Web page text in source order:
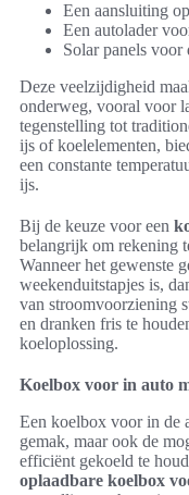
Een aansluiting
Een autolader
Solar panels voor
Deze veelzijdigheid
onderweg, vooral voor
tegenstelling tot
ijs of koelelementen,
een constante
ijs.
Bij de keuze voor een
belangrijk om rekening
Wanneer het gewenste
weekenduitstapjes is,
van stroomvoorziening
en dranken fris te
koeloplossing.
Koelbox voor in auto
Een koelbox voor in de
gemak, maar ook de
efficiënt gekoeld te
oplaadbare koelbox